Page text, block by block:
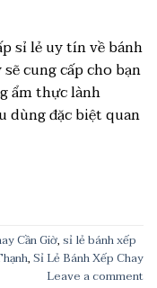
sỉ lẻ uy tín về bánh
cung cấp cho bạn
ẩm thực lành
dùng đặc biệt quan
Cần Giờ,sỉ lẻ bánh xếp
,Sỉ Lẻ Bánh Xếp Chay
Leave a comment